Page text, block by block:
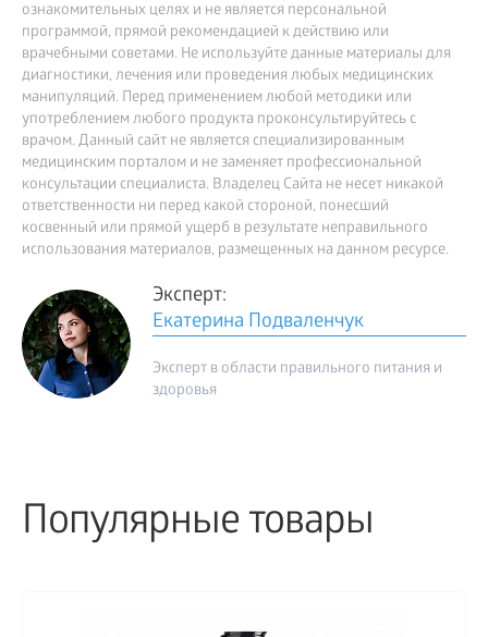
ознакомительных целях и не является персональной
программой, прямой рекомендацией к действию или
врачебными советами. Не используйте данные материалы для
диагностики, лечения или проведения любых медицинских
манипуляций. Перед применением любой методики или
употреблением любого продукта проконсультируйтесь с
врачом. Данный сайт не является специализированным
медицинским порталом и не заменяет профессиональной
консультации специалиста. Владелец Сайта не несет никакой
ответственности ни перед какой стороной, понесший
косвенный или прямой ущерб в результате неправильного
использования материалов, размещенных на данном ресурсе.
Эксперт:
Екатерина Подваленчук
Эксперт в области правильного питания и
здоровья
Популярные товары